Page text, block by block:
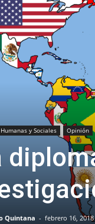
Humanas y Sociales Opinión
Quintana - febrero 16, 2018